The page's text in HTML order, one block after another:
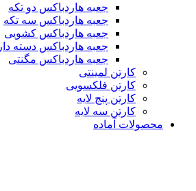
جعبه هاردباکس دو تکه
جعبه هاردباکس سه تکه
جعبه هاردباکس کشویی
جعبه هاردباکس دسته دار
جعبه هاردباکس مگنتی
کارتن لمینتی
کارتن فلکسویی
کارتن پنج لایه
کارتن سه لایه
محصولات آماده